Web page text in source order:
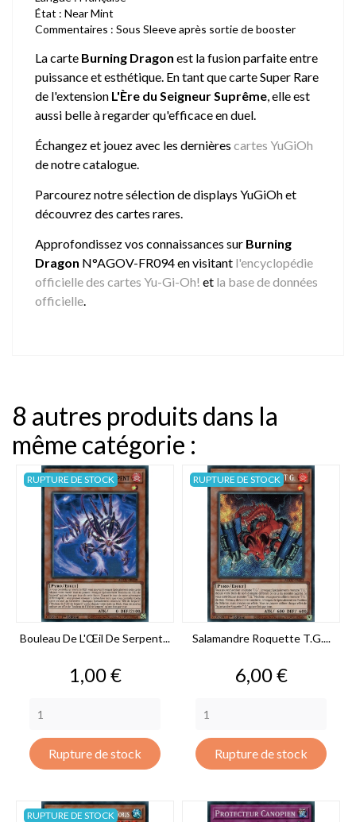
État : Near Mint
Commentaires : Sous Sleeve après sortie de booster
La carte Burning Dragon est la fusion parfaite entre
puissance et esthétique. En tant que carte Super Rare
de l'extension L'Ère du Seigneur Suprême, elle est
aussi belle à regarder qu'efficace en duel.
Échangez et jouez avec les dernières cartes YuGiOh
de notre catalogue.
Parcourez notre sélection dedisplays YuGiOhet
découvrez des cartes rares.
Approfondissez vos connaissances sur Burning
Dragon N°AGOV-FR094 en visitant l'encyclopédie
officielle des cartes Yu-Gi-Oh! et la base de données
officielle.
8 autres produits dans la
même catégorie :
Bouleau De L'Œil De Serpent...
Prix
1,00 €
Rupture de stock
RUPTURE DE STOCK
Salamandre Roquette T.G....
Prix
6,00 €
Rupture de stock
RUPTURE DE STOCK
RUPTURE DE STOCK